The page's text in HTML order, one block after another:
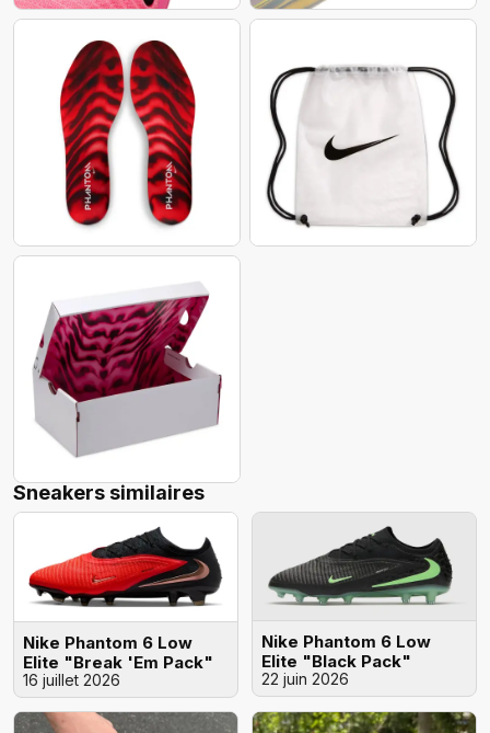
Sneakers similaires
Nike Phantom 6 Low
Elite "Break 'Em Pack"
16 juillet 2026
Nike Phantom 6 Low
Elite "Black Pack"
22 juin 2026